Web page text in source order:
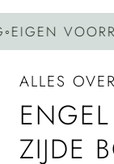
ALLES
ZIJDE